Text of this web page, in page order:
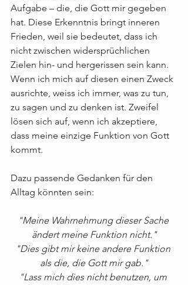
Aufgabe – die, die Gott mir gegeben
hat. Diese Erkenntnis bringt inneren
Frieden, weil sie bedeutet, dass ich
nicht zwischen widersprüchlichen
Zielen hin- und hergerissen sein kann.
Wenn ich mich auf diesen einen Zweck
ausrichte, weiss ich immer, was zu tun,
zu sagen und zu denken ist. Zweifel
lösen sich auf, wenn ich akzeptiere,
dass meine einzige Funktion von Gott
kommt.
Dazu passende Gedanken für den
Alltag könnten sein:
"Meine Wahrnehmung dieser Sache
ändert meine Funktion nicht."
"Dies gibt mir keine andere Funktion
als die, die Gott mir gab."
"Lass mich dies nicht benutzen, um